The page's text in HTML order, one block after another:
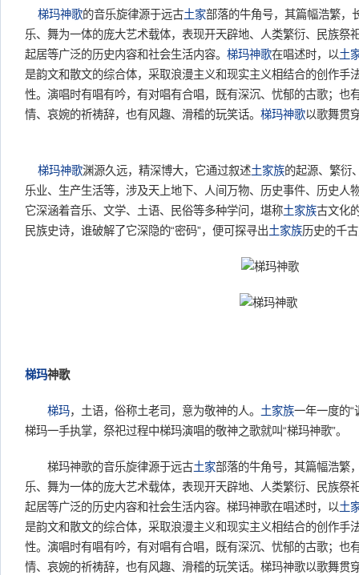
梯玛神歌的音乐旋律源于远古土家部落的牛角号，其篇幅浩繁，
乐、舞为一体的庞大艺术载体，表现开天辟地、人类繁衍、民族祭
起居等广泛的历史内容和社会生活内容。 梯玛神歌在唱述时，以土
是韵文和散文的综合体，采取浪漫主义和现实主义相结合的创作手
性。演唱时有唱有吟，有对唱有合唱，既有深沉、忧郁的古歌；也
情、哀婉的祈祷辞，也有风趣、滑稽的玩笑话。 梯玛神歌以歌舞贯
梯玛神歌渊源久远，精深博大，它通过叙述土家族的起源、繁衍
乐业、生产生活等，涉及天上地下、人间万物、历史事件、历史人
它深涵着音乐、文学、土语、民俗等多种学问，堪称土家族古文化
民族史诗，谁破解了它深隐的“密码”，便可探寻出土家族历史的千
梯玛神歌
梯玛，土语，俗称土老司，意为敬神的人。 土家族一年一度的“
梯玛一手执掌，祭祀过程中梯玛演唱的敬神之歌就叫“梯玛神歌”。
梯玛神歌的音乐旋律源于远古土家部落的牛角号，其篇幅浩繁
乐、舞为一体的庞大艺术载体，表现开天辟地、人类繁衍、民族祭
起居等广泛的历史内容和社会生活内容。梯玛神歌在唱述时，以土
是韵文和散文的综合体，采取浪漫主义和现实主义相结合的创作手
性。演唱时有唱有吟，有对唱有合唱，既有深沉、忧郁的古歌；也
情、哀婉的祈祷辞，也有风趣、滑稽的玩笑话。梯玛神歌以歌舞贯